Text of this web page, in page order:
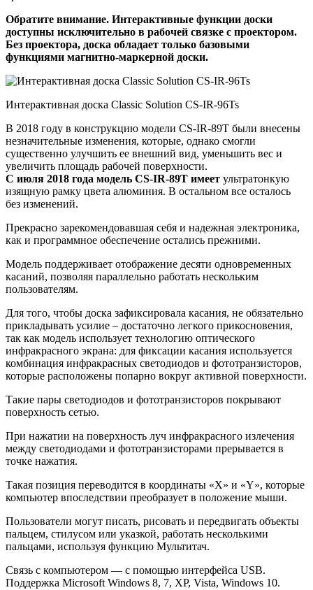
Обратите внимание. Интерактивные функции доски
доступны исключительно в рабочей связке с проектором.
Без проектора, доска обладает только базовыми
функциями магнитно-маркерной доски.
Интерактивная доска Classic Solution CS-IR-96Ts
В 2018 году в конструкцию модели CS-IR-89T были внесены
незначительные изменения, которые, однако смогли
существенно улучшить ее внешний вид, уменьшить вес и
увеличить площадь рабочей поверхности.
С июля 2018 года модель CS-IR-89T имеет ультратонкую
изящную рамку цвета алюминия. В остальном все осталось
без изменений.
Прекрасно зарекомендовавшая себя и надежная электроника,
как и программное обеспечение остались прежними.
Модель поддерживает отображение десяти одновременных
касаний, позволяя параллельно работать нескольким
пользователям.
Для того, чтобы доска зафиксировала касания, не обязательно
прикладывать усилие – достаточно легкого прикосновения,
так как модель использует технологию оптического
инфракрасного экрана: для фиксации касания используется
комбинация инфракрасных светодиодов и фототранзисторов,
которые расположены попарно вокруг активной поверхности.
Такие пары светодиодов и фототранзисторов покрывают
поверхность сетью.
При нажатии на поверхность луч инфракрасного излечения
между светодиодами и фототранзисторами прерывается в
точке нажатия.
Такая позиция переводится в координаты «X» и «Y», которые
компьютер впоследствии преобразует в положение мыши.
Пользователи могут писать, рисовать и передвигать объекты
пальцем, стилусом или указкой, работать несколькими
пальцами, используя функцию Мультитач.
Связь с компьютером — с помощью интерфейса USB.
Поддержка Microsoft Windows 8, 7, XP, Vista, Windows 10.